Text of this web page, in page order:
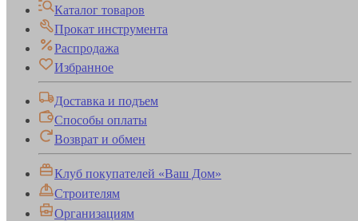
Каталог товаров
Прокат инструмента
Распродажа
Избранное
Доставка и подъем
Способы оплаты
Возврат и обмен
Клуб покупателей «Ваш Дом»
Строителям
Организациям